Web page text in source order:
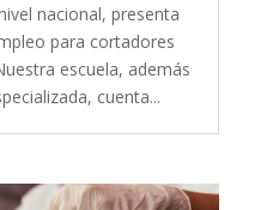
nacional, presenta
para cortadores
escuela, además
cuenta...